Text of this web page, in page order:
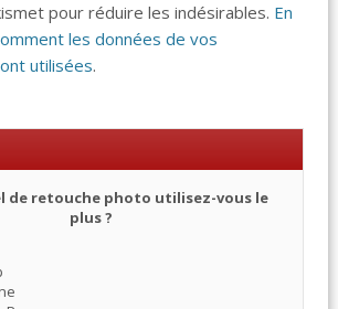
pour réduire les indésirables. En
les données de vos
utilisées.
de retouche photo utilisez-vous le
plus ?